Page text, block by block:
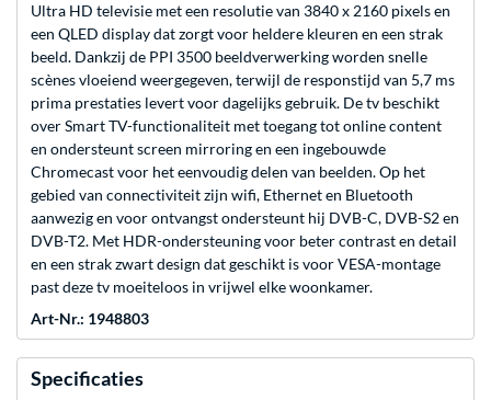
Ultra HD televisie met een resolutie van 3840 x 2160 pixels en
een QLED display dat zorgt voor heldere kleuren en een strak
beeld. Dankzij de PPI 3500 beeldverwerking worden snelle
scènes vloeiend weergegeven, terwijl de responstijd van 5,7 ms
prima prestaties levert voor dagelijks gebruik. De tv beschikt
over Smart TV-functionaliteit met toegang tot online content
en ondersteunt screen mirroring en een ingebouwde
Chromecast voor het eenvoudig delen van beelden. Op het
gebied van connectiviteit zijn wifi, Ethernet en Bluetooth
aanwezig en voor ontvangst ondersteunt hij DVB-C, DVB-S2 en
DVB-T2. Met HDR-ondersteuning voor beter contrast en detail
en een strak zwart design dat geschikt is voor VESA-montage
past deze tv moeiteloos in vrijwel elke woonkamer.
Art-Nr.: 1948803
Specificaties